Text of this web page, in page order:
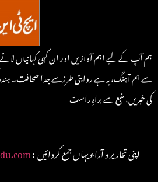
ہم آپ کے لیے اہم آوازیں اور ان کہی کہانیاں
سے ہم آہنگ، یہ ہے روایتی طرزسے جدا صحافت۔
کی خبریں، منبع سے براہِ راست
: اپنی تحاریر و آراء یہاں جمع کروائیں